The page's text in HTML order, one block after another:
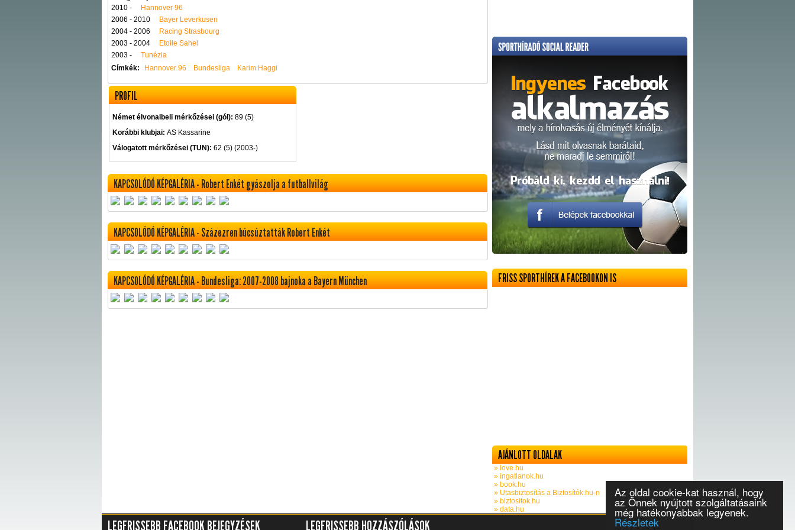
Az oldal cookie-kat használ, hogy
az Önnek nyújtott szolgáltatásaink
még hatékonyabbak legyenek.
Részletek
2010 -
Hannover 96
2006 - 2010
Bayer Leverkusen
2004 - 2006
Racing Strasbourg
2003 - 2004
Etoile Sahel
2003 -
Tunézia
Címkék:
Hannover 96 Bundesliga Karim Haggi
PROFIL
Német élvonalbeli mérkőzései (gól): 89 (5)
Korábbi klubjai: AS Kassarine
Válogatott mérkőzései (TUN): 62 (5) (2003-)
KAPCSOLÓDÓ KÉPGALÉRIA - Robert Enkét gyászolja a futballvilág
KAPCSOLÓDÓ KÉPGALÉRIA - Százezren búcsúztatták Robert Enkét
KAPCSOLÓDÓ KÉPGALÉRIA - Bundesliga: 2007-2008 bajnoka a Bayern München FRISS SPORTHÍREK A FACEBOOKON IS
AJÁNLOTT OLDALAK
» love.hu
» ingatlanok.hu
» book.hu
» Utasbiztosítás a Biztosítók.hu-n
» biztositok.hu
» data.hu
LEGFRISSEBB FACEBOOK BEJEGYZÉSEK LEGFRISSEBB HOZZÁSZÓLÁSOK